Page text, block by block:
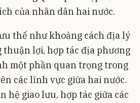
của nhân dân hai nước.
thế như khoảng cách địa lý
thuận lợi, hợp tác địa phương
một phần quan trọng trong
các lĩnh vực giữa hai nước.
hệ giao lưu, hợp tác giữa các